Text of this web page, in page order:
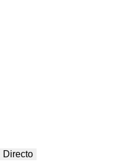
Directo